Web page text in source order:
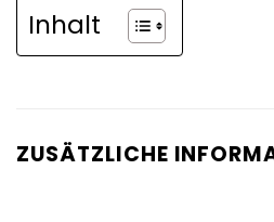
Inhalt
ZUSÄTZLICHE